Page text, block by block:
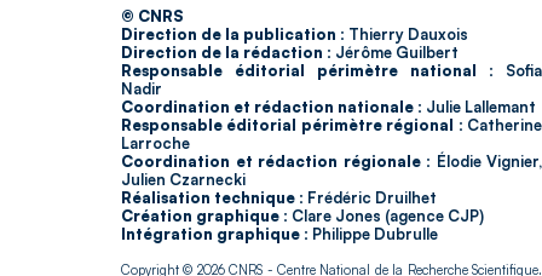
© CNRS
Direction de la publication : Thierry Dauxois
Direction de la rédaction : Jérôme Guilbert
Responsable éditorial périmètre national : Sofia
Nadir
Coordination et rédaction nationale : Julie Lallemant
Responsable éditorial périmètre régional : Catherine
Larroche
Coordination et rédaction régionale : Élodie Vignier,
Julien Czarnecki
Réalisation technique : Frédéric Druilhet
Création graphique : Clare Jones (agence CJP)
Intégration graphique : Philippe Dubrulle
Copyright © 2026CNRS - Centre National de la Recherche Scientifique.